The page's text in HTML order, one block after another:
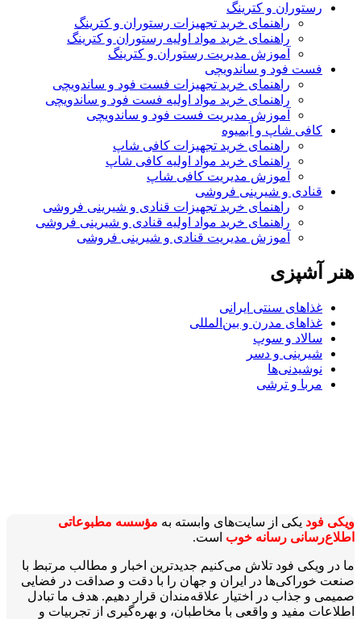
رستوران و کترینگ
راهنمای خرید تجهیزات رستوران و کترینگ
راهنمای خرید مواد اولیه رستوران و کترینگ
آموزش مدیریت رستوران و کترینگ
فست فود و ساندویچی
راهنمای خرید تجهیزات فست فود و ساندویچی
راهنمای خرید مواد اولیه فست فود و ساندویچی
آموزش مدیریت فست فود و ساندویچی
کافی شاپ و آبمیوه
راهنمای خرید تجهیزات کافی شاپ
راهنمای خرید مواد اولیه کافی‌ شاپ‌
آموزش مدیریت کافی شاپ
قنادی و شیرینی فروشی
راهنمای خرید تجهیزات قنادی و شیرینی فروشی
راهنمای خرید مواد اولیه قنادی و شیرینی فروشی
آموزش مدیریت قنادی و شیرینی فروشی
هنر آشپزی
غذاهای سنتی ایرانی
غذاهای مدرن و بین‌المللی
سالاد و سوپ
شیرینی و دسر
نوشیدنی‌ها
مربا و ترشی
ویکی‌ فود یکی از سایت‌های وابسته به مؤسسه مطبوعاتی
اطلاع‌رسانی رسانه خوب است.
ما در ویکی‌ فود تلاش می‌کنیم جدیدترین اخبار و مطالب مرتبط با
صنعت خوراکی‌ها در ایران و جهان را با دقت و صداقت در فضایی
صمیمی و جذاب در اختیار علاقه‌مندان قرار دهیم. هدف ما تبادل
اطلاعات مفید و واقعی با مخاطبان، و بهره‌گیری از تجربیات و